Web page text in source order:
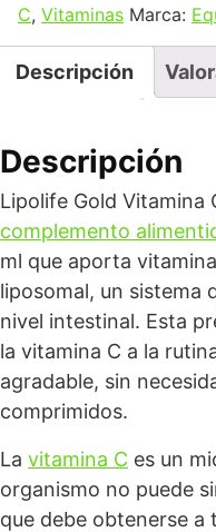
C, Vitaminas Marca:
Descripción
Descripción
Lipolife Gold Vitamina
complemento
ml que aporta
liposomal, un sistema
nivel intestinal. Esta
la vitamina C a la
agradable, sin
comprimidos.
La vitamina C es un
organismo no puede
que debe obtenerse a